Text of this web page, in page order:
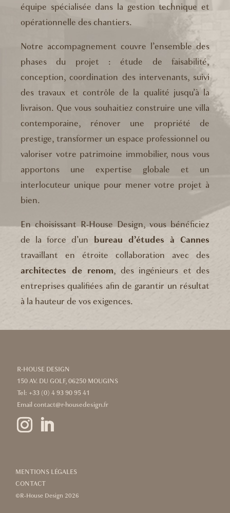
équipe spécialisée dans la gestion technique et
opérationnelle des chantiers.
Notre accompagnement couvre l’ensemble des
phases du projet : étude de faisabilité,
conception, coordination des intervenants, suivi
des travaux et contrôle de la qualité jusqu’à la
livraison. Que vous souhaitiez construire une villa
contemporaine, rénover une propriété de
prestige, transformer un espace professionnel ou
valoriser votre patrimoine immobilier, nous vous
apportons une expertise globale et un
interlocuteur unique pour mener votre projet à
bien.
En choisissant R-House Design, vous bénéficiez
de la force d’un bureau d’études à Cannes
travaillant en étroite collaboration avec des
architectes de renom, des ingénieurs et des
entreprises qualifiées afin de garantir un résultat
à la hauteur de vos exigences.
R-HOUSE DESIGN
150 AV. DU GOLF, 06250 MOUGINS
Tel: +33 (0) 4 93 90 95 41
Email contact@r-housedesign.fr
MENTIONS LÉGALES
CONTACT
©R-House Design 2026